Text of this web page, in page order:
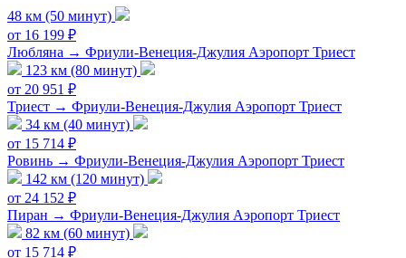
48 км (50 минут)
от 16 199 ₽
Любляна → Фриули-Венеция-Джулия Аэропорт Триест
123 км (80 минут)
от 20 951 ₽
Триест → Фриули-Венеция-Джулия Аэропорт Триест
34 км (40 минут)
от 15 714 ₽
Ровинь → Фриули-Венеция-Джулия Аэропорт Триест
142 км (120 минут)
от 24 152 ₽
Пиран → Фриули-Венеция-Джулия Аэропорт Триест
82 км (60 минут)
от 15 714 ₽